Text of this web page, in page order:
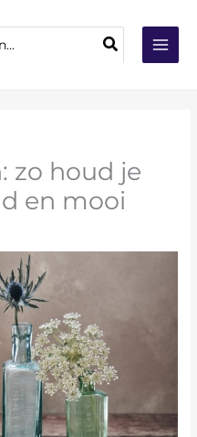
zo houd je
en mooi